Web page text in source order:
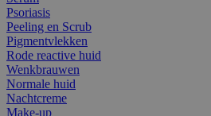
Psoriasis
Peeling en Scrub
Pigmentvlekken
Rode reactive huid
Wenkbrauwen
Normale huid
Nachtcreme
Make-up